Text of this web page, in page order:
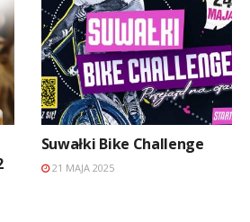
Suwałki Bike Challenge
21 MAJA 2025